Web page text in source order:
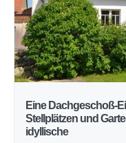
Eine Dachgeschoß-
Stellplätzen und
idyllische